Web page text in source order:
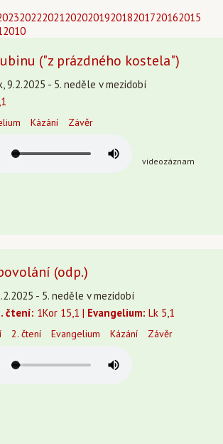
20222021202020192018201720162015
2010
("z prázdného kostela")
9.2.2025 - 5. neděle v mezidobí
Kázání Závěr
videozáznam
(odp.)
- 5. neděle v mezidobí
čtení: 1Kor 15,1 | Evangelium: Lk 5,1
2. čtení Evangelium Kázání Závěr